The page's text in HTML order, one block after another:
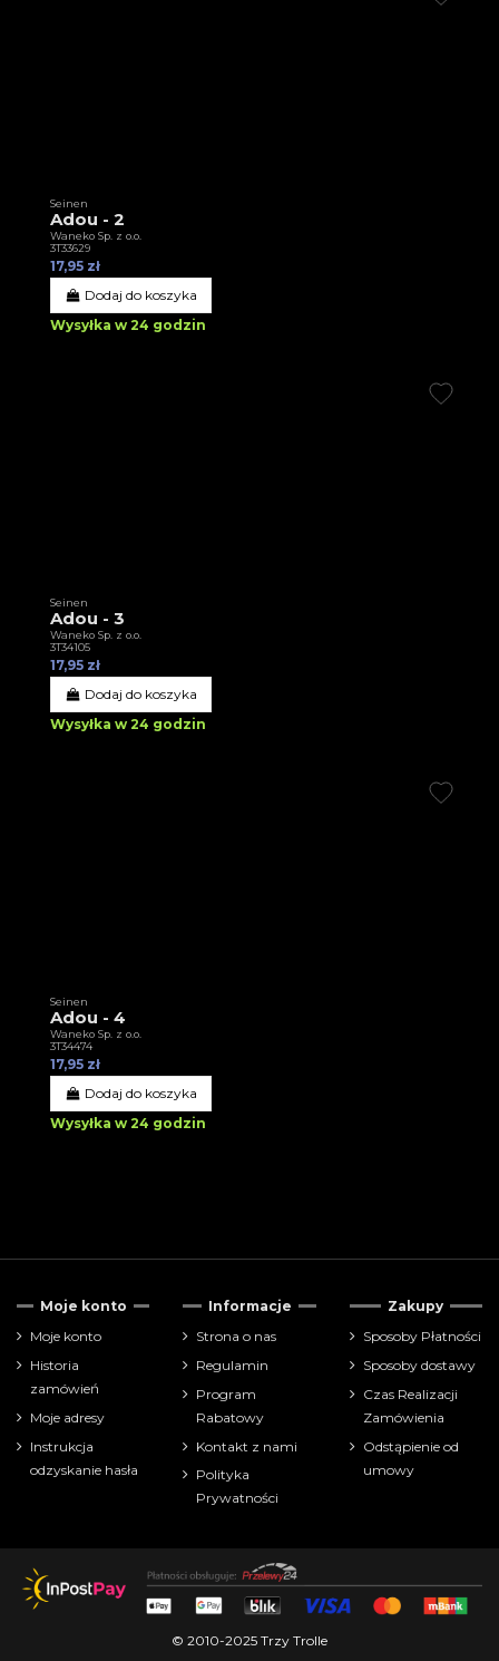
Seinen
Adou - 2
Waneko Sp. z o.o.
3T33629
17,95 zł
Dodaj do koszyka
Wysyłka w 24 godzin
Seinen
Adou - 3
Waneko Sp. z o.o.
3T34105
17,95 zł
Dodaj do koszyka
Wysyłka w 24 godzin
Seinen
Adou - 4
Waneko Sp. z o.o.
3T34474
17,95 zł
Dodaj do koszyka
Wysyłka w 24 godzin
Moje konto
Moje konto
Historia
zamówień
Moje adresy
Instrukcja
odzyskanie hasła
Informacje
Strona o nas
Regulamin
Program
Rabatowy
Kontakt z nami
Polityka
Prywatności
Zakupy
Sposoby Płatności
Sposoby dostawy
Czas Realizacji
Zamówienia
Odstąpienie od
umowy
© 2010-2025 Trzy Trolle